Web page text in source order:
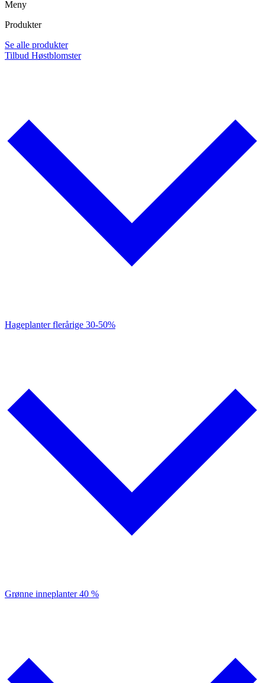
Meny
Produkter
Se alle produkter
Tilbud Høstblomster
Hageplanter flerårige 30-50%
Grønne inneplanter40 %